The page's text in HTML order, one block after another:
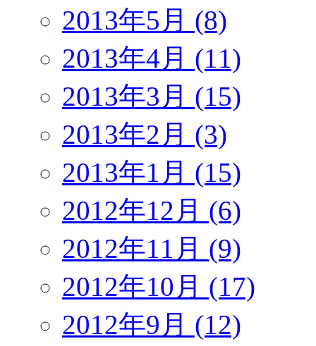
2013年5月 (8)
2013年4月 (11)
2013年3月 (15)
2013年2月 (3)
2013年1月 (15)
2012年12月 (6)
2012年11月 (9)
2012年10月 (17)
2012年9月 (12)